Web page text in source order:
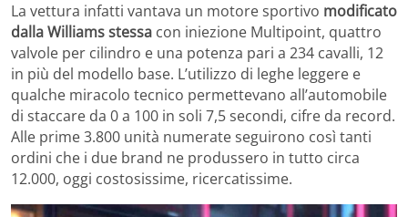
La vettura infatti vantava un motore sportivo modificato
dalla Williams stessa con iniezione Multipoint, quattro
valvole per cilindro e una potenza pari a 234 cavalli, 12
in più del modello base. L’utilizzo di leghe leggere e
qualche miracolo tecnico permettevano all’automobile
di staccare da 0 a 100 in soli 7,5 secondi, cifre da record.
Alle prime 3.800 unità numerate seguirono così tanti
ordini che i due brand ne produssero in tutto circa
12.000, oggi costosissime, ricercatissime.